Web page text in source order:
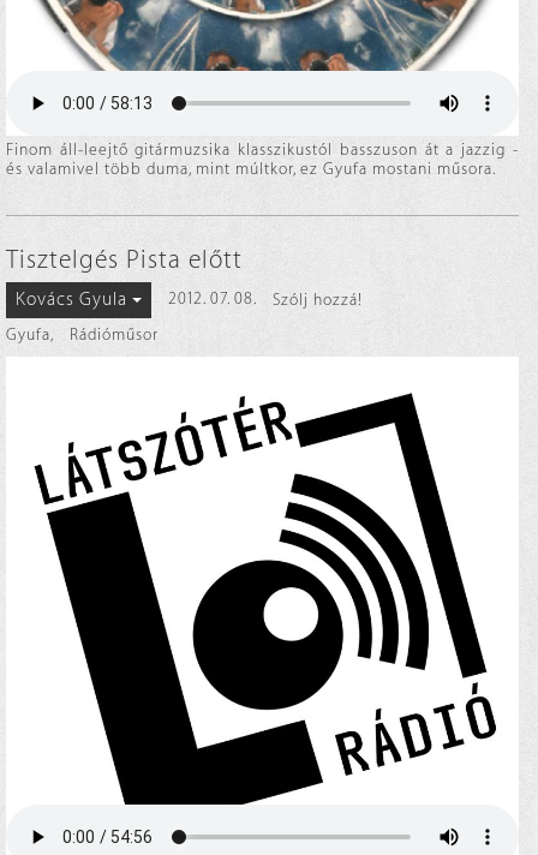
Finom áll-leejtő gitármuzsika klasszikustól basszuson át a jazzig -
és valamivel több duma, mint múltkor, ez Gyufa mostani műsora.
Tisztelgés Pista előtt
Kovács Gyula 2012. 07. 08.
Szólj hozzá!
Gyufa, Rádióműsor